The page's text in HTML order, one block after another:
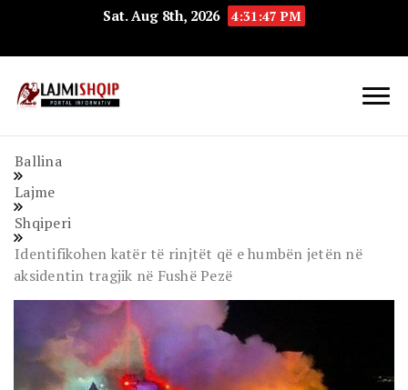
Sat. Aug 8th, 2026 4:31:48 PM
Ballina
Lajme
Shqiperi
Identifikohen katër të rinjtët që e humbën jetën në
aksidentin tragjik në Fushë Pezë